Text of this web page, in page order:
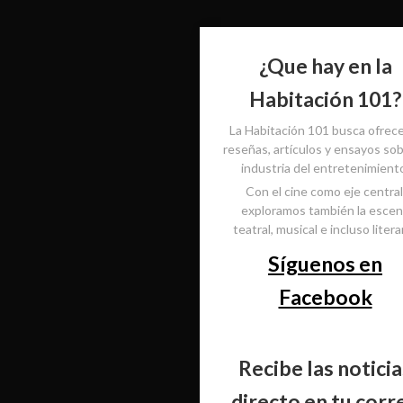
¿Que hay en la
Habitación 101?
La Habitación 101 busca
reseñas, artículos y ensayos
industria del
Con el cine como eje
exploramos también la
teatral, musical e incluso
Síguenos en
Facebook
Recibe las